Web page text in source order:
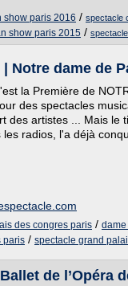
show paris 2016 / spectacle
show paris 2015 /
Notre dame de
la Première de
des spectacles
des artistes ... Mais le
radios, l'a déjà
des congres paris /
paris / spectacle grand
de l’Opéra